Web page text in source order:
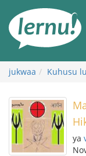
maudhui
jukwaa Kuhusu
ya